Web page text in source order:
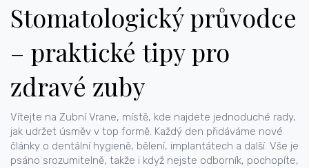
Stomatologický průvodce
– praktické tipy pro
zdravé zuby
Vítejte na Zubní Vrane, místě, kde najdete jednoduché rady,
jak udržet úsměv v top formě. Každý den přidáváme nové
články o dentální hygieně, bělení, implantátech a další. Vše je
psáno srozumitelně, takže i když nejste odborník, pochopíte,